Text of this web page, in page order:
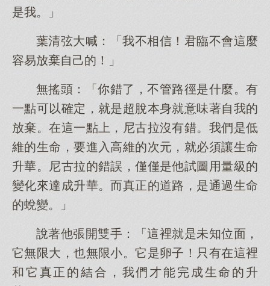
是我。」
葉清弦大喊：「我不相信！君臨不會這麼
容易放棄自己的！」
無搖頭：「你錯了，不管路徑是什麼。有
一點可以確定，就是超脫本身就意味著自我的
放棄。在這一點上，尼古拉沒有錯。我們是低
維的生命，要進入高維的次元，就必須讓生命
升華。尼古拉的錯誤，僅僅是他試圖用量級的
變化來達成升華。而真正的道路，是通過生命
的蛻變。」
說著他張開雙手：「這裡就是未知位面，
它無限大，也無限小。它是卵子！只有在這裡
和它真正的結合，我們才能完成生命的升